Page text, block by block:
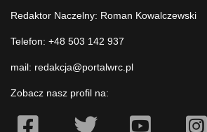
Redaktor Naczelny: Roman Kowalczewski
Telefon: +48 503 142 937
mail: redakcja@portalwrc.pl
Zobacz nasz profil na: